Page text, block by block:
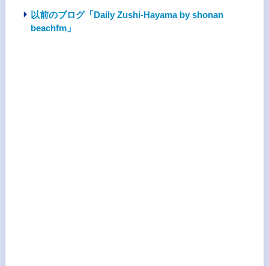
以前のブログ「Daily Zushi-Hayama by shonan
beachfm」